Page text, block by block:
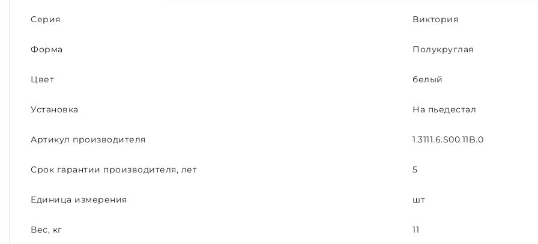
Серия Виктория
Форма Полукруглая
Цвет белый
Установка На пьедестал
Артикул производителя 1.3111.6.S00.11B.0
Срок гарантии производителя, лет 5
Единица измерения шт
Вес, кг 11